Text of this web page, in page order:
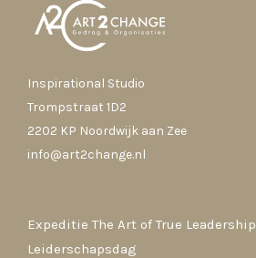
Inspirational Studio
Trompstraat 1D2
2202 KP Noordwijk aan Zee
info@art2change.nl
Expeditie The Art of True Leadership
Leiderschapsdag